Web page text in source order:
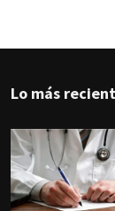
Lo más